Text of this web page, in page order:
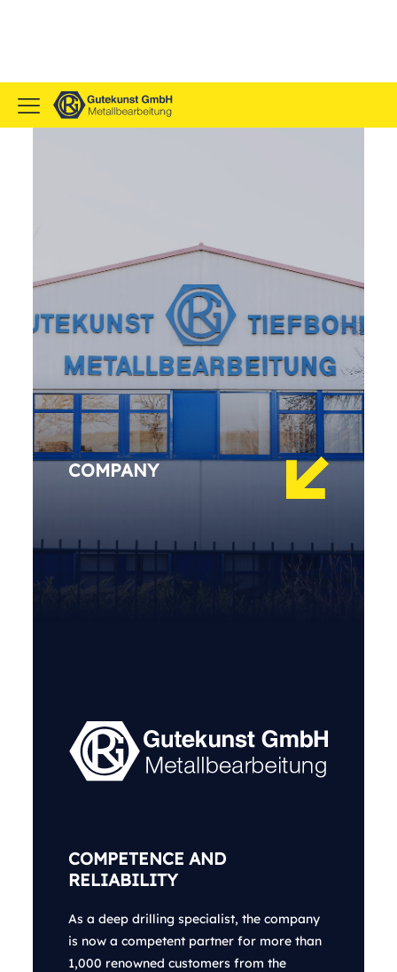
COMPANY
COMPETENCE AND
RELIABILITY
As a deep drilling specialist, the company
is now a competent partner for more than
1,000 renowned customers from the